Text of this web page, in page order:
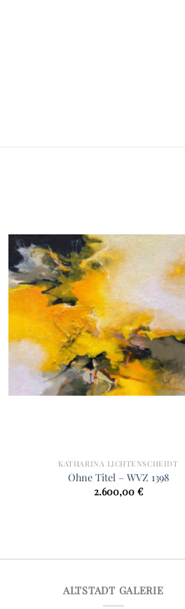
KATHARINA LICHTENSCHEIDT
Ohne Titel – WVZ 1398
2.600,00 €
ALTSTADT GALERIE